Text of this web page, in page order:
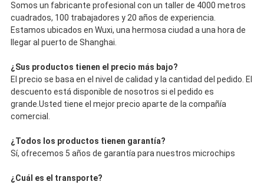
Somos un fabricante profesional con un taller de 4000 metros
cuadrados, 100 trabajadores y 20 años de experiencia.
Estamos ubicados en Wuxi, una hermosa ciudad a una hora de
llegar al puerto de Shanghai.
¿Sus productos tienen el precio más bajo?
El precio se basa en el nivel de calidad y la cantidad del pedido. El
descuento está disponible de nosotros si el pedido es
grande.Usted tiene el mejor precio aparte de la compañía
comercial.
¿Todos los productos tienen garantía?
Sí, ofrecemos 5 años de garantía para nuestros microchips
¿Cuál es el transporte?